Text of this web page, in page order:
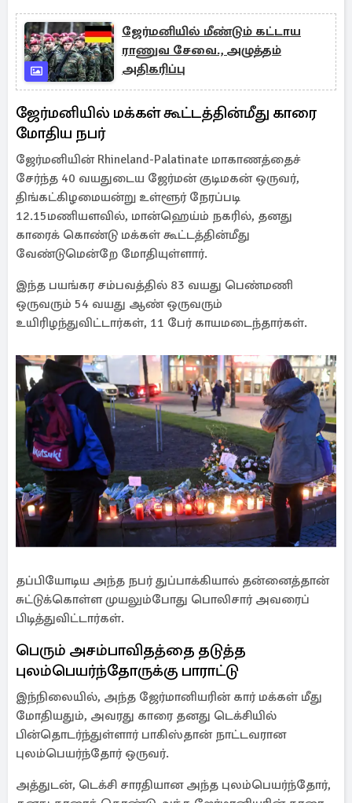
ஜேர்மனியில் மீண்டும் கட்டாய
ராணுவ சேவை., அழுத்தம்
அதிகரிப்பு
ஜேர்மனியில் மக்கள் கூட்டத்தின்மீது காரை
மோதிய நபர்
ஜேர்மனியின் Rhineland-Palatinate மாகாணத்தைச்
சேர்ந்த 40 வயதுடைய ஜேர்மன் குடிமகன் ஒருவர்,
திங்கட்கிழமையன்று உள்ளூர் நேரப்படி
12.15மணியளவில், மான்ஹெய்ம் நகரில், தனது
காரைக் கொண்டு மக்கள் கூட்டத்தின்மீது
வேண்டுமென்றே மோதியுள்ளார்.
இந்த பயங்கர சம்பவத்தில் 83 வயது பெண்மணி
ஒருவரும் 54 வயது ஆண் ஒருவரும்
உயிரிழந்துவிட்டார்கள், 11 பேர் காயமடைந்தார்கள்.
தப்பியோடிய அந்த நபர் துப்பாக்கியால் தன்னைத்தான்
சுட்டுக்கொள்ள முயலும்போது பொலிசார் அவரைப்
பிடித்துவிட்டார்கள்.
பெரும் அசம்பாவிதத்தை தடுத்த
புலம்பெயர்ந்தோருக்கு பாராட்டு
இந்நிலையில், அந்த ஜேர்மானியரின் கார் மக்கள் மீது
மோதியதும், அவரது காரை தனது டெக்சியில்
பின்தொடர்ந்துள்ளார் பாகிஸ்தான் நாட்டவரான
புலம்பெயர்ந்தோர் ஒருவர்.
அத்துடன், டெக்சி சாரதியான அந்த புலம்பெயர்ந்தோர்,